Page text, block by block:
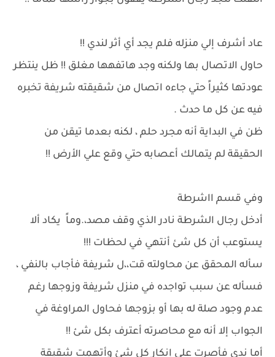
عاد أشرف إلي منزله فلم يجد أي أثر لندي !!
حاول الاتصال بها ولكنه وجد هاتفهها مغلق !! ظل ينتظر
عودتها كثيراً حتي جاءه اتصال من شقيقته شريفة تخبره
فيه عن كل ما حدث .
ظن في البداية أنه مجرد حلم ، لكنه بعدما تيقن من
الحقيقة لم يتمالك أعصابه حتي وقع علي الأرض !!
وفي قسم ااشرطة
أدخل رجال الشرطة نادر الذي وقف مصد،.وماً يكاد ألا
يستوعب أن كل شئ أنتهي في لحظات !!!
سأله المحقق عن محاولته قت،،ل شريفة فأجاب بالنفي ،
فسأله عن سبب تواجده في منزل شريفة وزوجها رغم
عدم وجود صلة له بها أو بزوجها فحاول المراوغة في
الجواب إلا أنه مع محاصرته أعترف بكل شئ !!
أما ندي فأصرت علي إنكار كل شئ وأتهمت شقيقة